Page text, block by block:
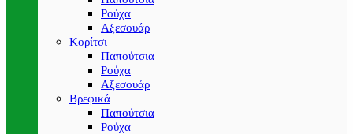
Ρούχα
Αξεσουάρ
Κορίτσι
Παπούτσια
Ρούχα
Αξεσουάρ
Βρεφικά
Παπούτσια
Ρούχα